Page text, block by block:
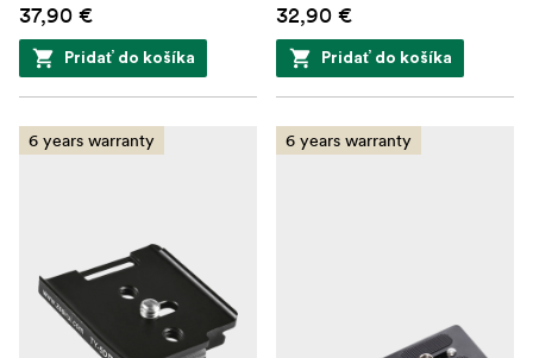
37,90 €
Pridať do košíka
32,90 €
Pridať do košíka
6 years warranty 6 years warranty